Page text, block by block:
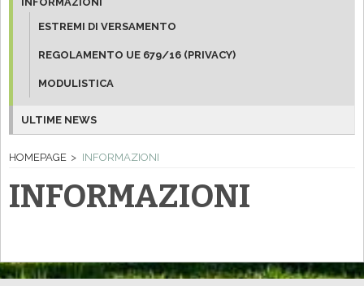
ESTREMI DI VERSAMENTO
REGOLAMENTO UE 679/16 (PRIVACY)
MODULISTICA
ULTIME NEWS
HOMEPAGE INFORMAZIONI
INFORMAZIONI